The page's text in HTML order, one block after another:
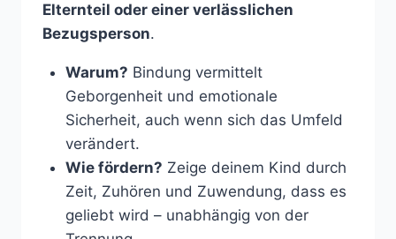
Elternteil oder einer verlässlichen
Bezugsperson.
Warum? Bindung vermittelt
Geborgenheit und emotionale
Sicherheit, auch wenn sich das Umfeld
verändert.
Wie fördern? Zeige deinem Kind durch
Zeit, Zuhören und Zuwendung, dass es
geliebt wird – unabhängig von der